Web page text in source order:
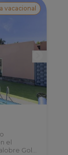
vacacional
el
Golf